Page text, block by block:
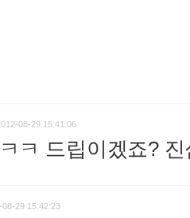
08-29 15:41:06
ㅋ 드립이겠죠?
08-29 15:42:23